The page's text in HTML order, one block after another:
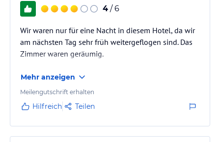
4 / 6
Wir waren nur für eine Nacht in diesem Hotel, da wir
am nächsten Tag sehr früh weitergeflogen sind. Das
Zimmer waren geräumig.
Mehr anzeigen
Meilengutschrift erhalten
Hilfreich Teilen